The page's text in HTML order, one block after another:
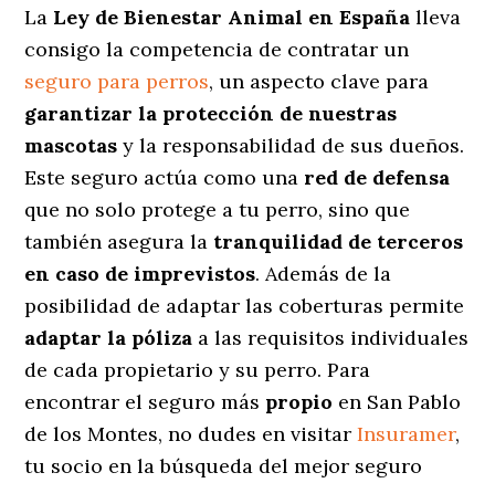
La Ley de Bienestar Animal en España lleva
consigo la competencia de contratar un
seguro para perros, un aspecto clave para
garantizar la protección de nuestras
mascotas y la responsabilidad de sus dueños.
Este seguro actúa como una red de defensa
que no solo protege a tu perro, sino que
también asegura la tranquilidad de terceros
en caso de imprevistos. Además de la
posibilidad de adaptar las coberturas permite
adaptar la póliza a las requisitos individuales
de cada propietario y su perro. Para
encontrar el seguro más propio en San Pablo
de los Montes, no dudes en visitarInsuramer,
tu socio en la búsqueda del mejor seguro